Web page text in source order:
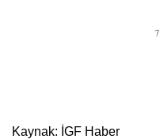
Kaynak: İGF Haber